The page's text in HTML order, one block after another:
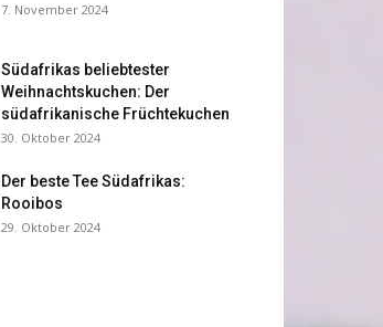
7. November 2024
Südafrikas beliebtester
Weihnachtskuchen: Der
südafrikanische Früchtekuchen
30. Oktober 2024
Der beste Tee Südafrikas:
Rooibos
29. Oktober 2024